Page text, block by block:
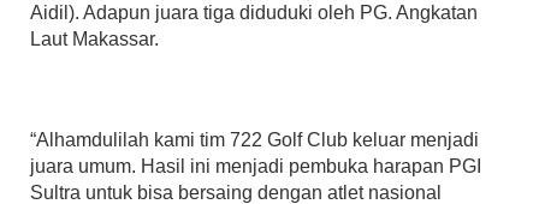
Aidil). Adapun juara tiga diduduki oleh PG. Angkatan
Laut Makassar.
“Alhamdulilah kami tim 722 Golf Club keluar menjadi
juara umum. Hasil ini menjadi pembuka harapan PGI
Sultra untuk bisa bersaing dengan atlet nasional